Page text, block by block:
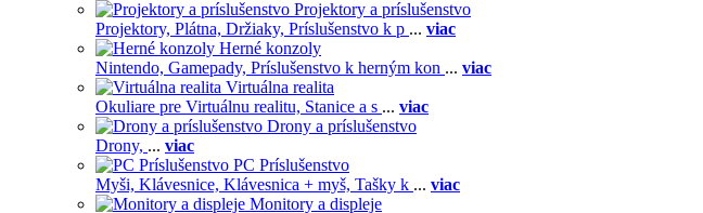
Projektory a príslušenstvo
Projektory, Plátna, Držiaky, Príslušenstvo k p ... viac
Herné konzoly
Nintendo, Gamepady, Príslušenstvo k herným kon ... viac
Virtuálna realita
Okuliare pre Virtuálnu realitu, Stanice a s ... viac
Drony a príslušenstvo
Drony, ... viac
PC Príslušenstvo
Myši, Klávesnice, Klávesnica + myš, Tašky k ... viac
Monitory a displeje